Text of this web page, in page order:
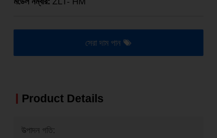
সেরা দাম পান
Product Details
উত্পাদন গতি: